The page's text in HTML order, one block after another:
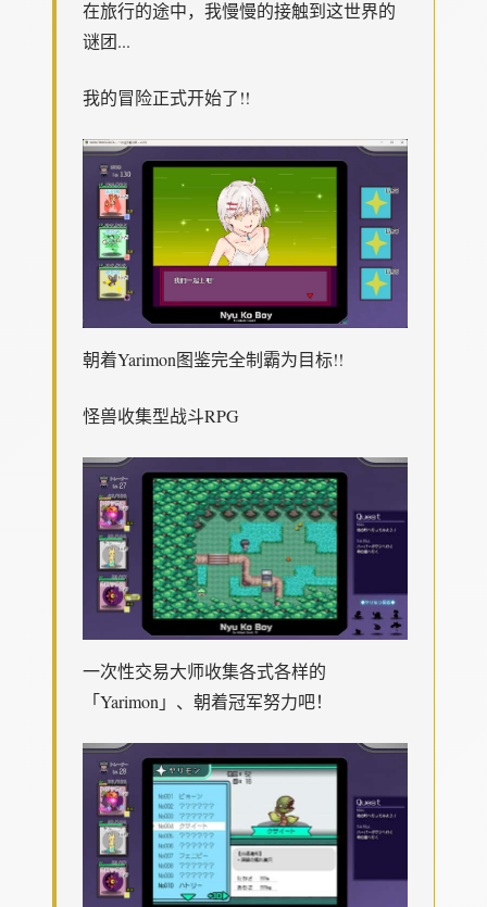
在旅行的途中，我慢慢的接触到这世界的
谜团...
我的冒险正式开始了!!
朝着Yarimon图鉴完全制霸为目标!!
怪兽收集型战斗RPG
一次性交易大师收集各式各样的
「Yarimon」、朝着冠军努力吧！